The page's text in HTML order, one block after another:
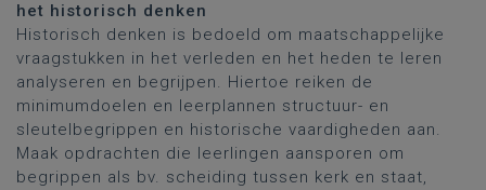
het historisch denken
Historisch denken is bedoeld om maatschappelijke
vraagstukken in het verleden en het heden te leren
analyseren en begrijpen. Hiertoe reiken de
minimumdoelen en leerplannen structuur- en
sleutelbegrippen en historische vaardigheden aan.
Maak opdrachten die leerlingen aansporen om
begrippen als bv. scheiding tussen kerk en staat,